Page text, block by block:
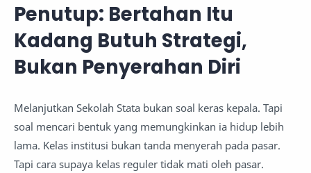
Penutup: Bertahan Itu
Kadang Butuh Strategi,
Bukan Penyerahan Diri
Melanjutkan Sekolah Stata bukan soal keras kepala. Tapi
soal mencari bentuk yang memungkinkan ia hidup lebih
lama. Kelas institusi bukan tanda menyerah pada pasar.
Tapi cara supaya kelas reguler tidak mati oleh pasar.